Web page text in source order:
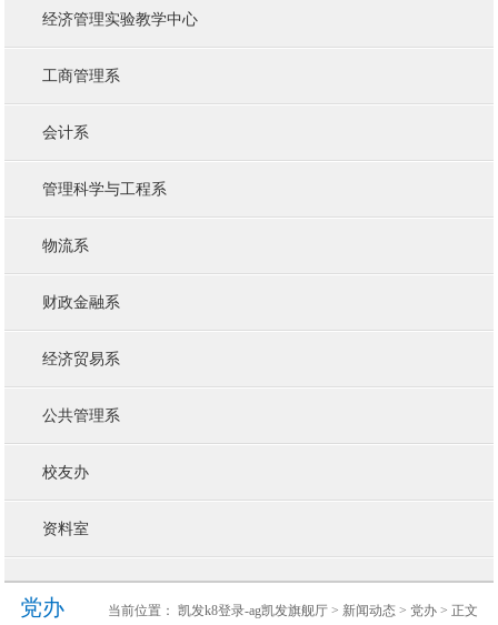
经济管理实验教学中心
工商管理系
会计系
管理科学与工程系
物流系
财政金融系
经济贸易系
公共管理系
校友办
资料室
党办 当前位置：凯发k8登录-ag凯发旗舰厅 > 新闻动态 > 党办 > 正文